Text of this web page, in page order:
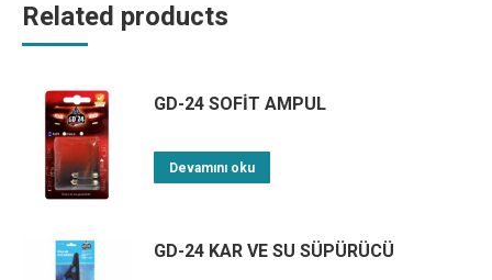
Related products
GD-24 SOFİT AMPUL
Devamını oku
GD-24 KAR VE SU SÜPÜRÜCÜ